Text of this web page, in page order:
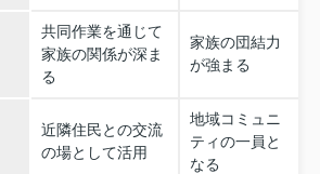
共同作業を通じて
家族の関係が深ま
る
家族の団結力
が強まる
近隣住民との交流
の場として活用
地域コミュニ
ティの一員と
なる